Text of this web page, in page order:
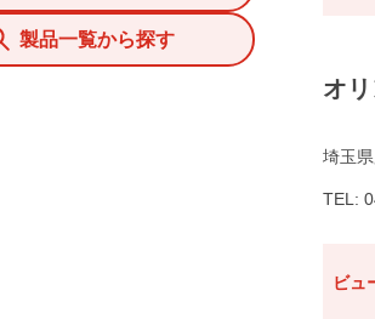
製品一覧から探す
オ
埼玉
TEL:
ビュ